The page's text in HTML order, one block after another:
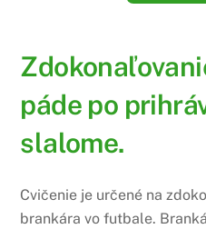
páde po
slalome.
Cvičenie je určené na
brankára vo futbale.